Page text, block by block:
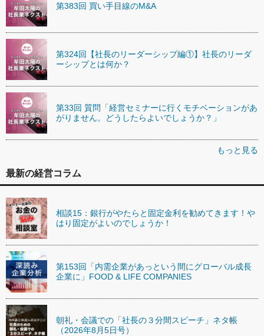
第383回 買い手目線のM&A
第324回【社長のリーダーシップ編①】社長のリーダ
ーシップとは何か？
第33回 質問「経営セミナーに行くモチベーションがあ
がりません。どうしたらよいでしょうか？」
もっと見る
最新の経営コラム
相談15：銀行がやたらと固定金利を勧めてきます！や
はり固定がよいのでしょうか！
第153回「内需企業があっという間にグローバル成長
企業に」FOOD & LIFE COMPANIES
朝礼・会議での「社長の３分間スピーチ」ネタ帳
（2026年8月5日号）